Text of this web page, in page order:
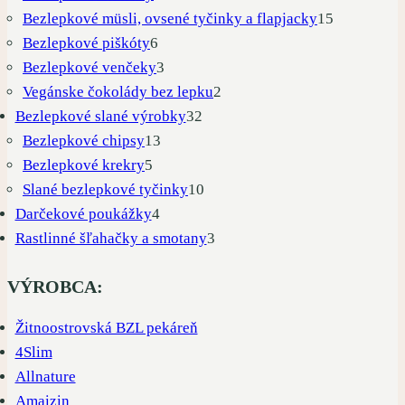
produkty
Bezlepkové müsli, ovsené tyčinky a flapjacky15
Bezlepkové piškóty6
produktov
Bezlepkové venčeky3
produkty
Vegánske čokolády bez lepku2
Bezlepkové slané výrobky3232
Bezlepkové chipsy13
Bezlepkové krekry5
produktov
Slané bezlepkové tyčinky10
Darčekové poukážky44
produkty
Rastlinné šľahačky a smotany33
VÝROBCA:
Žitnoostrovská BZL pekáreň
4Slim
Allnature
Amaizin